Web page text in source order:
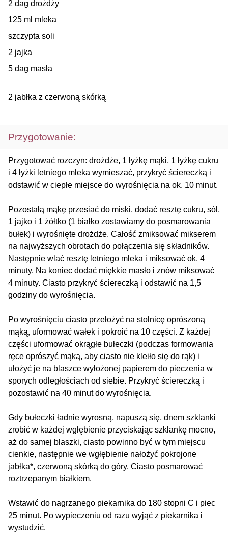
2 dag drożdży
125 ml mleka
szczypta soli
2 jajka
5 dag masła
2 jabłka z czerwoną skórką
Przygotowanie:
Przygotować rozczyn: drożdże, 1 łyżkę mąki, 1 łyżkę cukru
i 4 łyżki letniego mleka wymieszać, przykryć ściereczką i
odstawić w ciepłe miejsce do wyrośnięcia na ok. 10 minut.
Pozostałą mąkę przesiać do miski, dodać resztę cukru, sól,
1 jajko i 1 żółtko (1 białko zostawiamy do posmarowania
bułek) i wyrośnięte drożdże. Całość zmiksować mikserem
na najwyższych obrotach do połączenia się składników.
Następnie wlać resztę letniego mleka i miksować ok. 4
minuty. Na koniec dodać miękkie masło i znów miksować
4 minuty. Ciasto przykryć ściereczką i odstawić na 1,5
godziny do wyrośnięcia.
Po wyrośnięciu ciasto przełożyć na stolnicę oprószoną
mąką, uformować wałek i pokroić na 10 części. Z każdej
części uformować okrągłe bułeczki (podczas formowania
ręce oprószyć mąką, aby ciasto nie kleiło się do rąk) i
ułożyć je na blaszce wyłożonej papierem do pieczenia w
sporych odległościach od siebie. Przykryć ściereczką i
pozostawić na 40 minut do wyrośnięcia.
Gdy bułeczki ładnie wyrosną, napuszą się, dnem szklanki
zrobić w każdej wgłębienie przyciskając szklankę mocno,
aż do samej blaszki, ciasto powinno być w tym miejscu
cienkie, następnie we wgłębienie nałożyć pokrojone
jabłka*, czerwoną skórką do góry. Ciasto posmarować
roztrzepanym białkiem.
Wstawić do nagrzanego piekarnika do 180 stopni C i piec
25 minut. Po wypieczeniu od razu wyjąć z piekarnika i
wystudzić.